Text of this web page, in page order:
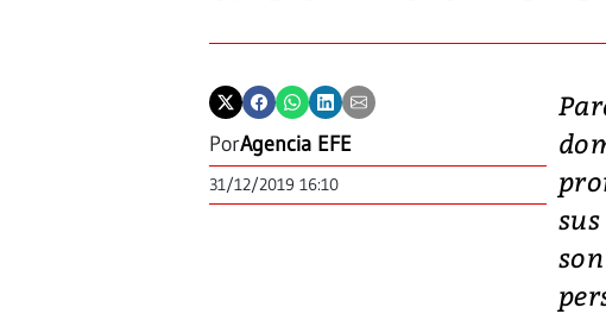
PorAgencia EFE
31/12/2019 16:10